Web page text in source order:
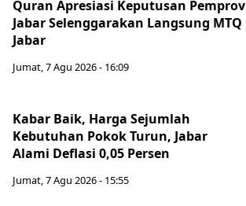
Quran Apresiasi Keputusan Pemprov
Jabar Selenggarakan Langsung MTQ
Jabar
Jumat, 7 Agu 2026 - 16:09
Kabar Baik, Harga Sejumlah
Kebutuhan Pokok Turun, Jabar
Alami Deflasi 0,05 Persen
Jumat, 7 Agu 2026 - 15:55